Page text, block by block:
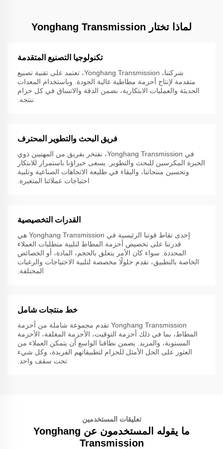
لماذا تختار Yonghang Transmission
تكنولوجيا التصنيع المتقدمة
شركتنا، Yonghang Transmission، تعتمد على تقنية تصنيع
متقدمة لإنتاج أحزمة مطاطية عالية الجودة. وباستخدام المعدات
الحديثة والعمليات الابتكارية، نضمن الدقة والاتساق في كل حزام
ننتجه.
فريق البحث والتطوير المحترف
في Yonghang Transmission، نفتخر بفريق من المهنيين ذوي
الخبرة المكرسين للبحث والتطوير. يسعى خبراؤنا باستمرار للابتكار
وتحسين منتجاتنا، والبقاء في طليعة الاتجاهات الصناعية وتلبية
احتياجات عملائنا المتغيرة.
القدرات التخصيصية
إحدى نقاط قوتنا الرئيسية في Yonghang Transmission هي
قدرتنا على تخصيص أحزمة المطاط لتلبية متطلبات العملاء
المحددة. سواء كان الأمر يتعلق بالحجم، المادة، أو الخصائص
الخاصة بالتطبيق، نقدم حلولًا مخصصة لتلبية الاحتياجات والرغبات
المختلفة.
خط منتجات شامل
Yonghang Transmission تقدم مجموعة شاملة من أحزمة
المطاط، بما في ذلك أحزمة التوقيت، الأحزمة المغلفة، الأحزمة
المستوية، والمزيد. يضمن نطاقنا الواسع أن يتمكن العملاء من
العثور على الحل الأمثل للحزام لتطبيقاتهم الفريدة، وكل شيء
تحت سقف واحد.
تعليقات المستخدمين
ما يقوله المستخدمون عن Yonghang
Transmission